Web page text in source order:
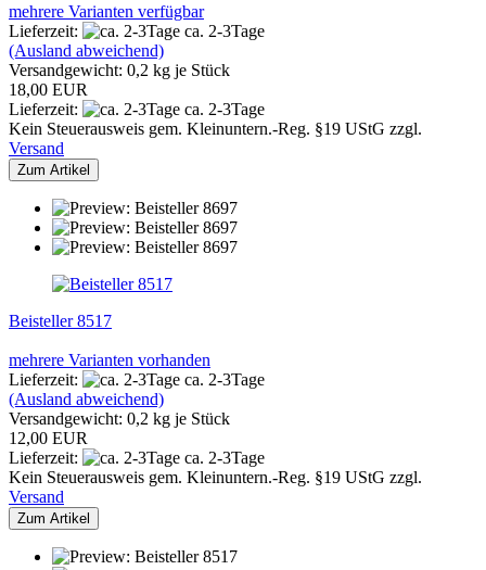
mehrere Varianten verfügbar
Lieferzeit:
ca. 2-3Tage
(Ausland abweichend)
Versandgewicht: 0,2 kg je Stück
18,00 EUR
Lieferzeit:
ca. 2-3Tage
Kein Steuerausweis gem. Kleinuntern.-Reg. §19 UStG zzgl.
Versand
Zum Artikel
Beisteller 8517
mehrere Varianten vorhanden
Lieferzeit:
ca. 2-3Tage
(Ausland abweichend)
Versandgewicht: 0,2 kg je Stück
12,00 EUR
Lieferzeit:
ca. 2-3Tage
Kein Steuerausweis gem. Kleinuntern.-Reg. §19 UStG zzgl.
Versand
Zum Artikel